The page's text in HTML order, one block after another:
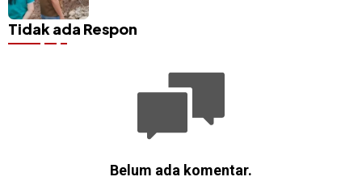
Tidak ada Respon
Belum ada komentar.